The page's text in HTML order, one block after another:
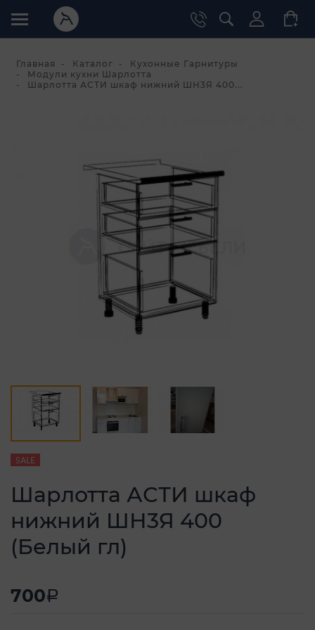
Главная Каталог
Кухонные Гарнитуры
Модули кухни Шарлотта
Шарлотта АСТИ шкаф нижний ШН3Я 400...
SALE
Шарлотта АСТИ шкаф
нижний ШН3Я 400
(Белый гл)
700a